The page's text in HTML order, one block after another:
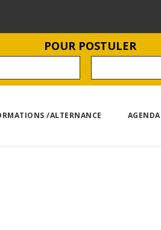
POUR POSTULER
/ALTERNANCE AGENDA